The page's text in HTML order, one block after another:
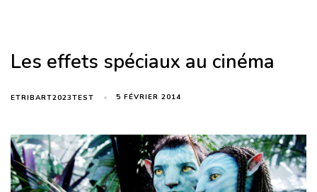
Les effets spéciaux au cinéma
ETRIBART2023TEST 5 FÉVRIER 2014